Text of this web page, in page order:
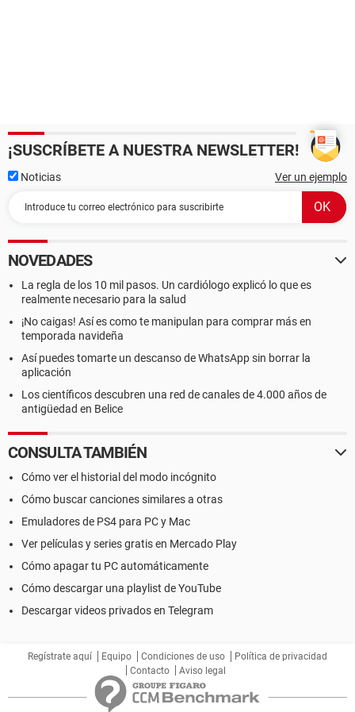
¡SUSCRÍBETE A NUESTRA NEWSLETTER!
Noticias Ver un ejemplo
NOVEDADES
La regla de los 10 mil pasos. Un cardiólogo explicó lo que es
realmente necesario para la salud
¡No caigas! Así es como te manipulan para comprar más en
temporada navideña
Así puedes tomarte un descanso de WhatsApp sin borrar la
aplicación
Los científicos descubren una red de canales de 4.000 años de
antigüedad en Belice
CONSULTA TAMBIÉN
Cómo ver el historial del modo incógnito
Cómo buscar canciones similares a otras
Emuladores de PS4 para PC y Mac
Ver películas y series gratis en Mercado Play
Cómo apagar tu PC automáticamente
Cómo descargar una playlist de YouTube
Descargar videos privados en Telegram
Regístrate aquí Equipo Condiciones de uso
Política de privacidad
Contacto
Aviso legal